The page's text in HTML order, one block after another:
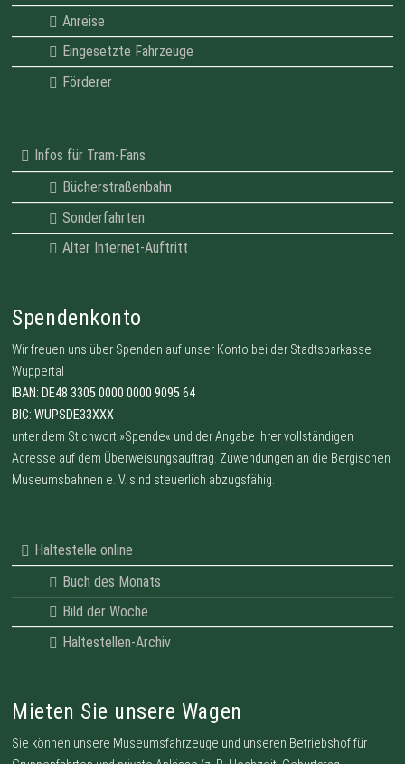
Anreise
Eingesetzte Fahrzeuge
Förderer
Infos für Tram-Fans
Bücherstraßenbahn
Sonderfahrten
Alter Internet-Auftritt
Spendenkonto
Wir freuen uns über Spenden auf unser Konto bei der Stadtsparkasse
Wuppertal
IBAN: DE48 3305 0000 0000 9095 64
BIC: WUPSDE33XXX
unter dem Stichwort »Spende« und der Angabe Ihrer vollständigen
Adresse auf dem Überweisungsauftrag. Zuwendungen an die Bergischen
Museumsbahnen e. V. sind steuerlich abzugsfähig.
Haltestelle online
Buch des Monats
Bild der Woche
Haltestellen-Archiv
Mieten Sie unsere Wagen
Sie können unsere Museumsfahrzeuge und unseren Betriebshof für